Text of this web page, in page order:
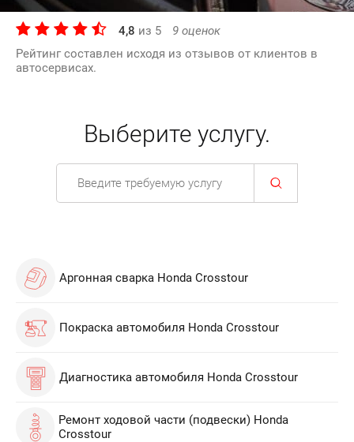
4,8 из 5 9 оценок
Рейтинг составлен исходя из отзывов от клиентов в
автосервисах.
Выберите услугу.
Аргонная сварка Honda Crosstour
Покраска автомобиля Honda Crosstour
Диагностика автомобиля Honda Crosstour
Ремонт ходовой части (подвески) Honda
Crosstour